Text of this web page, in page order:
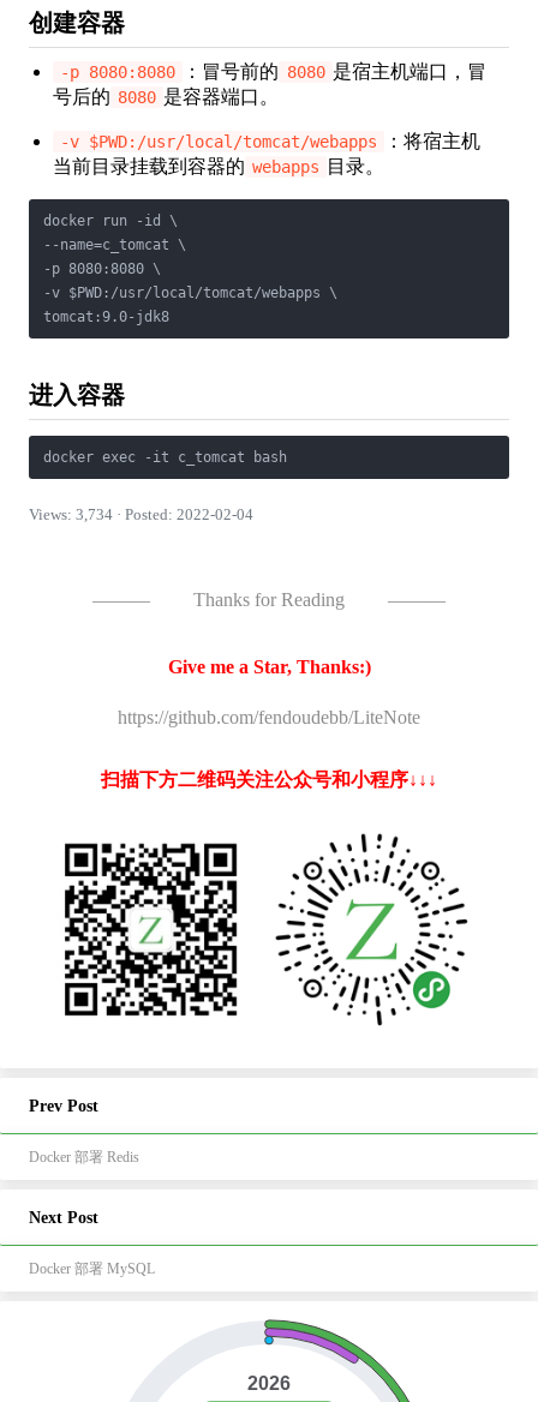
创建容器
-p 8080:8080 ：冒号前的 8080 是宿主机端口，冒
号后的 8080 是容器端口。
-v $PWD:/usr/local/tomcat/webapps
：将宿主机
当前目录挂载到容器的 webapps 目录。
docker run -id \
--name=c_tomcat \
-p 8080:8080 \
-v $PWD:/usr/local/tomcat/webapps \
tomcat:9.0-jdk8
进入容器
docker exec -it c_tomcat bash
Views: 3,734 · Posted: 2022-02-04
——— Thanks for Reading ———
Give me a Star, Thanks:)
https://github.com/fendoudebb/LiteNote
扫描下方二维码关注公众号和小程序↓↓↓
Prev Post
Docker 部署 Redis
Next Post
Docker 部署 MySQL